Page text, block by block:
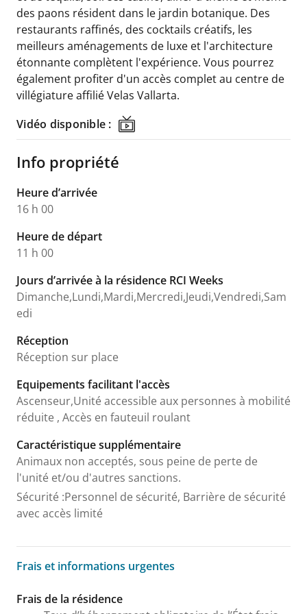
des paons résident dans le jardin botanique. Des
restaurants raffinés, des cocktails créatifs, les
meilleurs aménagements de luxe et l'architecture
étonnante complètent l'expérience. Vous pourrez
également profiter d'un accès complet au centre de
villégiature affilié Velas Vallarta.
Vidéo disponible : Vidéo disponible :
Info propriété
Heure d’arrivée
16 h 00
Heure de départ
11 h 00
Jours d’arrivée à la résidence RCI Weeks
Dimanche,Lundi,Mardi,Mercredi,Jeudi,Vendredi,Sam
edi
Réception
Réception sur place
Equipements facilitant l'accès
Ascenseur,Unité accessible aux personnes à mobilité
réduite , Accès en fauteuil roulant
Caractéristique supplémentaire
Animaux non acceptés, sous peine de perte de
l'unité et/ou d'autres sanctions.
Sécurité :Personnel de sécurité, Barrière de sécurité
avec accès limité
Frais et informations urgentes
Frais et informations urgentes
Frais de la résidence